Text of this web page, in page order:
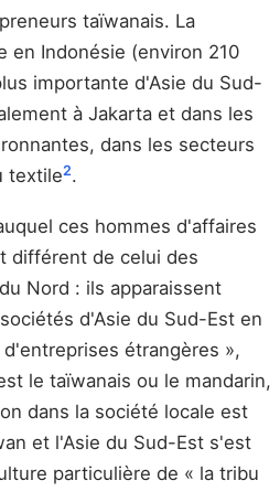
taïwanais. La
en Indonésie (environ 210
importante d'Asie du Sud-
à Jakarta et dans les
dans les secteurs
textile2.
ces hommes d'affaires
différent de celui des
Nord : ils apparaissent
d'Asie du Sud-Est en
étrangères »,
le taïwanais ou le mandarin,
dans la société locale est
et l'Asie du Sud-Est s'est
particulière de « la tribu